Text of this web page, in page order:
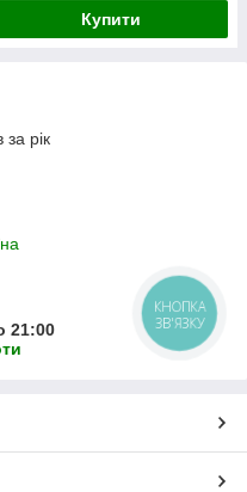
Купити
за рік
21:00
КНОПКА
ЗВ'ЯЗКУ